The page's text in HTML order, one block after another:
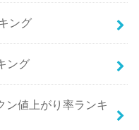
ング
ング
ン値上がり率ランキ